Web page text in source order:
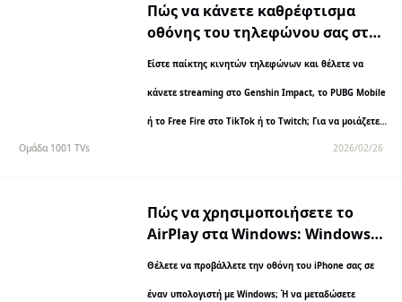
Πώς να κάνετε καθρέφτισμα
οθόνης του τηλεφώνου σας στο
παιχνιδιών υψηλής ποιότητας
Είστε παίκτης κινητών τηλεφώνων και θέλετε να
κάνετε streaming στο Genshin Impact, το PUBG Mobile
ή το Free Fire στο TikTok ή το Twitch; Για να μοιάζετε
Ομάδα 1001 TVs 2026/02/26
Πώς να χρησιμοποιήσετε το
AirPlay στα Windows: Windows:
Ασύρματη σύνδεση μεταξύ
συσκευών Apple & Windows
Θέλετε να προβάλλετε την οθόνη του iPhone σας σε
έναν υπολογιστή με Windows; Ή να μεταδώσετε